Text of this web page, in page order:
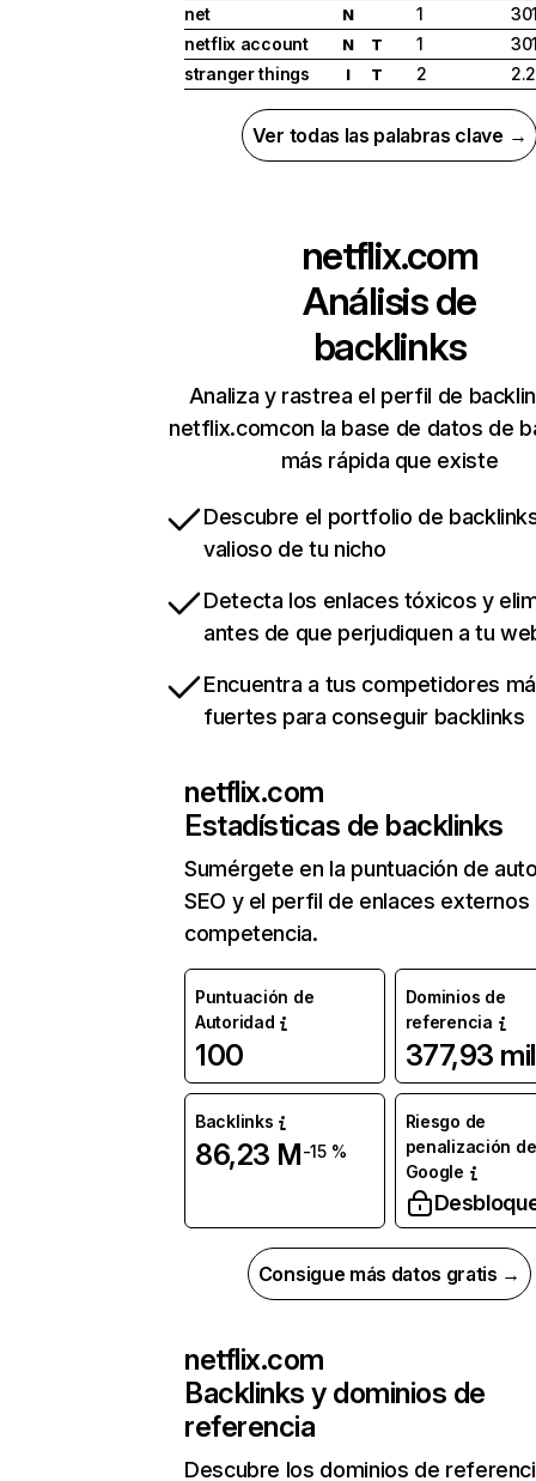
net
N 1
netflix account
N T 1
stranger things
I T 2
Ver todas las palabras clave →
netflix.com
Análisis de
backlinks
Analiza y rastrea el perfil de
netflix.comcon la base de datos de
más rápida que existe
Descubre el portfolio de
valioso de tu nicho
Detecta los enlaces tóxicos y
antes de que perjudiquen a tu
Encuentra a tus competidores
fuertes para conseguir backlinks
netflix.com
Estadísticas de backlinks
Sumérgete en la puntuación de
SEO y el perfil de enlaces externos
competencia.
Puntuación de
Autoridad
100
Dominios de
referencia
377,93 mil
Backlinks
86,23 M-15 %
Riesgo de
penalización de
Google
Consigue más datos gratis →
netflix.com
Backlinks y dominios de
referencia
Descubre los dominios de